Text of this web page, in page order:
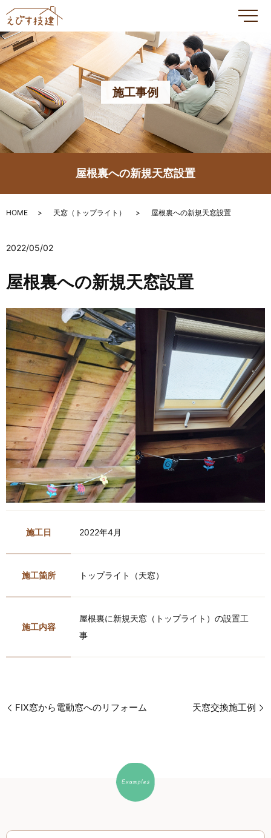
メ
施工事例
屋根裏への新規天窓設置
HOME 天窓（トップライト） 屋根裏への新規天窓設置
2022/05/02
屋根裏への新規天窓設置
施工日 2022年4月
施工箇所 トップライト（天窓）
施工内容
屋根裏に新規天窓（トップライト）の設置工
事
FIX窓から電動窓へのリフォーム 天窓交換施工例